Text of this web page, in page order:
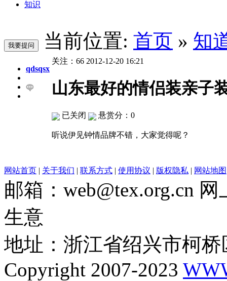
知识
当前位置: 首页 » 知
qdsqsx
关注： 66 2012-12-20 16:21
山东最好的情侣装亲子
已关闭 悬赏分：0
听说伊见钟情品牌不错，大家觉得呢？
网站首页 | 关于我们 | 联系方式 | 使用协议 | 版权隐私 | 网站地图
邮箱：web@tex.org.cn
生意
地址：浙江省绍兴市柯
Copyright 2007-2023